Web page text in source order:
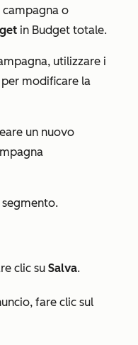
campagna o
in Budget totale.
utilizzare i
modificare la
un nuovo
clic su Salva.
fare clic sul